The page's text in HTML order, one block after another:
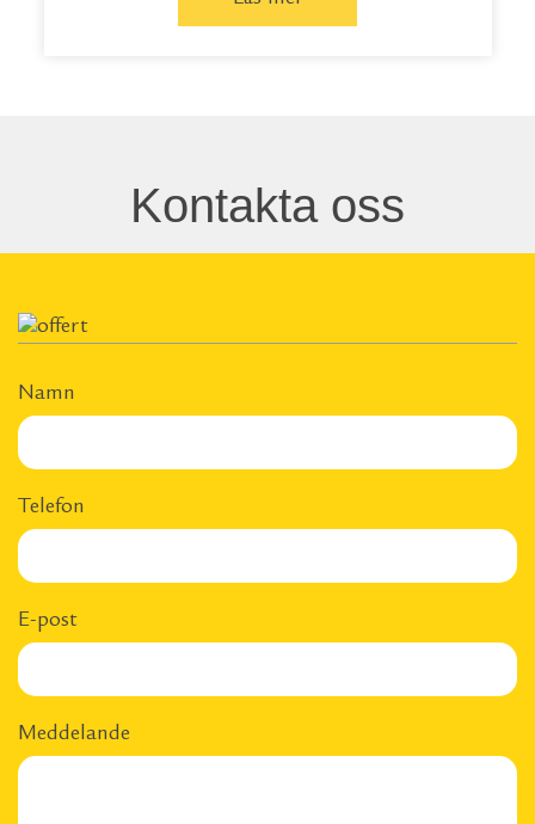
Kontakta oss
Namn
Telefon
E-post
Meddelande